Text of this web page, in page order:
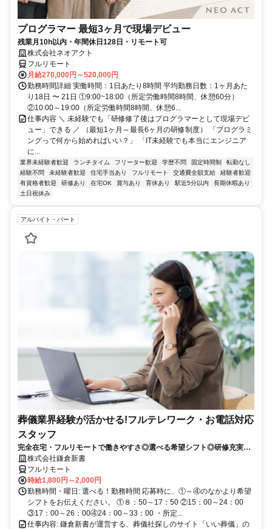
プログラマー 最短3ヶ月で現場デビュー
残業月10h以内・年間休日128日・リモート可
株式会社ネオアクト
フルリモート
月給270,000円～520,000円
勤務時間詳細 実働時間：1日あたり8時間 平均勤務日数：1ヶ月あた
り18日 〜 21日 ①9:00~18:00（所定労働時間8時間、休憩60分）
②10:00～19:00（所定労働時間8時間、休憩6...
仕事内容 ＼ 未経験でも「研修修了後はプログラマーとして現場デビ
ュー」できる ／ （最短1ヶ月～最長6ヶ月の研修制度） 「プログラミ
ングって何から始めればいい？」 「IT未経験でも本当にエンジニア
に...
業界未経験者歓迎 ランチタイム フリーター歓迎 学歴不問 固定時間制
転勤なし
経験不問
未経験者歓迎 住宅手当あり フルリモート 交通費全額支給
経験者歓迎
有資格者歓迎
研修あり 在宅OK 賞与あり 育休あり 駅近5分以内
長期休暇あり
土日祝休み
アルバイト・パート
葬儀業界経験が活かせる!フルテレワーク・お電話対応
スタッフ
完全在宅・フルリモートで働きやすさ◎選べる希望シフト◎研修充実だ
から未経験でも安心！平日休みありの完全週休2日制で充実のワークラ
イフバランス！
株式会社鎌倉新書
フルリモート
時給1,800円～2,000円
勤務時間・曜日: 選べる！勤務時間 応募時に、①～④のなかより希望
シフトをお伝えください。 ①８：50～17：50 ②15：00～24：00
③17：00～26：00④24：00～33：00 ・所定...
仕事内容: 鎌倉新書が運営する、葬儀社探しのサイト「いい葬儀」の